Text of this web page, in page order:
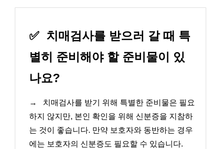
✅ 치매검사를 받으러 갈 때 특
별히 준비해야 할 준비물이 있
나요?
→
치매검사를 받기 위해 특별한 준비물은 필요
하지 않지만, 본인 확인을 위해 신분증을 지참하
는 것이 좋습니다. 만약 보호자와 동반하는 경우
에는 보호자의 신분증도 필요할 수 있습니다.